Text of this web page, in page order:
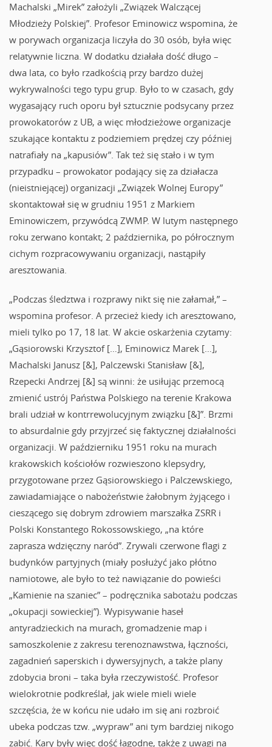
Machalski „Mirek” założyli „Związek Walczącej
Młodzieży Polskiej”. Profesor Eminowicz wspomina, że
w porywach organizacja liczyła do 30 osób, była więc
relatywnie liczna. W dodatku działała dość długo –
dwa lata, co było rzadkością przy bardzo dużej
wykrywalności tego typu grup. Było to w czasach, gdy
wygasający ruch oporu był sztucznie podsycany przez
prowokatorów z UB, a więc młodzieżowe organizacje
szukające kontaktu z podziemiem prędzej czy później
natrafiały na „kapusiów”. Tak też się stało i w tym
przypadku – prowokator podający się za działacza
(nieistniejącej) organizacji „Związek Wolnej Europy”
skontaktował się w grudniu 1951 z Markiem
Eminowiczem, przywódcą ZWMP. W lutym następnego
roku zerwano kontakt; 2 października, po półrocznym
cichym rozpracowywaniu organizacji, nastąpiły
aresztowania.
„Podczas śledztwa i rozprawy nikt się nie załamał,” –
wspomina profesor. A przecież kiedy ich aresztowano,
mieli tylko po 17, 18 lat. W akcie oskarżenia czytamy:
„Gąsiorowski Krzysztof […], Eminowicz Marek […],
Machalski Janusz [&], Palczewski Stanisław [&],
Rzepecki Andrzej [&] są winni: że usiłując przemocą
zmienić ustrój Państwa Polskiego na terenie Krakowa
brali udział w kontrrewolucyjnym związku [&]”. Brzmi
to absurdalnie gdy przyjrzeć się faktycznej działalności
organizacji. W październiku 1951 roku na murach
krakowskich kościołów rozwieszono klepsydry,
przygotowane przez Gąsiorowskiego i Palczewskiego,
zawiadamiające o nabożeństwie żałobnym żyjącego i
cieszącego się dobrym zdrowiem marszałka ZSRR i
Polski Konstantego Rokossowskiego, „na które
zaprasza wdzięczny naród”. Zrywali czerwone flagi z
budynków partyjnych (miały posłużyć jako płótno
namiotowe, ale było to też nawiązanie do powieści
„Kamienie na szaniec” – podręcznika sabotażu podczas
„okupacji sowieckiej”). Wypisywanie haseł
antyradzieckich na murach, gromadzenie map i
samoszkolenie z zakresu terenoznawstwa, łączności,
zagadnień saperskich i dywersyjnych, a także plany
zdobycia broni – taka była rzeczywistość. Profesor
wielokrotnie podkreślał, jak wiele mieli wiele
szczęścia, że w końcu nie udało im się ani rozbroić
ubeka podczas tzw. „wypraw” ani tym bardziej nikogo
zabić. Kary były więc dość łagodne, także z uwagi na